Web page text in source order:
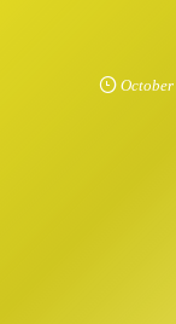
October